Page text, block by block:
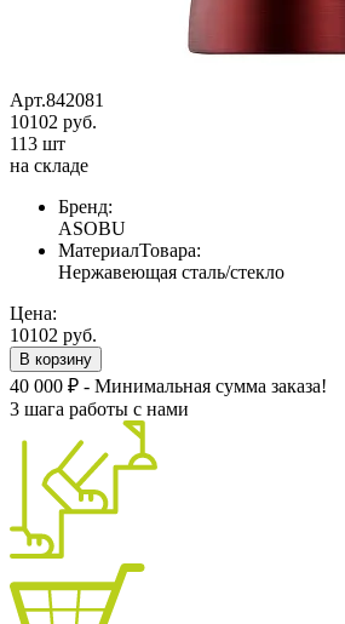
Арт.842081
10102 руб.
113 шт
на складе
Бренд:
ASOBU
МатериалТовара:
Нержавеющая сталь/стекло
Цена:
10102 руб.
В корзину
40 000 ₽ - Минимальная сумма заказа!
3 шага работы с нами